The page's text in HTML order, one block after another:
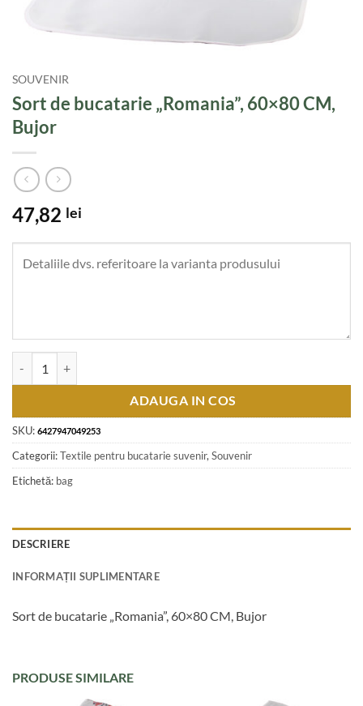
SOUVENIR
Sort de bucatarie „Romania”, 60×80 CM,
Bujor
47,82 lei
ADAUGA IN COS
SKU: 6427947049253
Categorii:Textile pentru bucatarie suvenir, Souvenir
Etichetă: bag
DESCRIERE
INFORMAȚII SUPLIMENTARE
Sort de bucatarie „Romania”, 60×80 CM, Bujor
PRODUSE SIMILARE